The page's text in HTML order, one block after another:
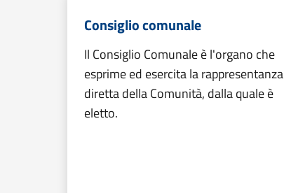
Consiglio comunale
Il Consiglio Comunale è l'organo che
esprime ed esercita la rappresentanza
diretta della Comunità, dalla quale è
eletto.